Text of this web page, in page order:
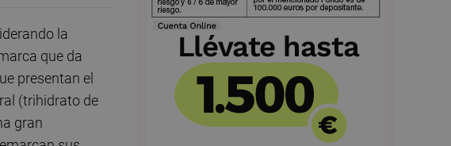
la
que da
presentan el
(trihidrato de
gran